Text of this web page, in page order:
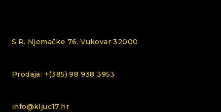
S.R. Njemačke 76, Vukovar 32000
Prodaja: +(385) 98 938 3953
info@kljuc17.hr